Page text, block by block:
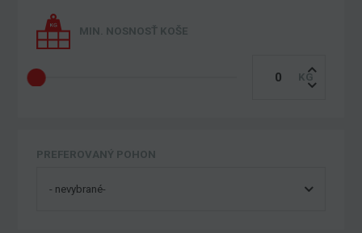
MIN. NOSNOSŤ KOŠE
PREFEROVANÝ POHON